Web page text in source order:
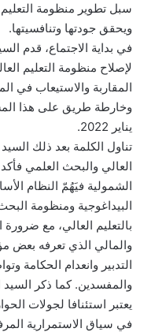
سبل تطوير منظومة التعليم
ويحقق جودتها وتنافسيتها.
في بداية الاجتماع، قدم
لإصلاح منظومة التعليم
المقاربة والاستيعاب في
وخارطة طريق على هذا
يناير 2022.
تناول الكلمة بعد ذلك السيد
العالي والبحث العلمي
الشمولية فيَهُمّ النظام
البيداغوجية ومنظومة
بالتعليم العالي، مع
والمالي الذي تعرفه بعض
التدبير وانعدام الحكامة
والمفسدين. كما ذكر السيد
يعتبر استئنافا لجولات
في سياق الاستمرارية